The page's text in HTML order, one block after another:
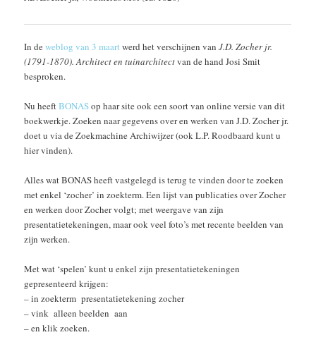
In deweblog van 3 maartwerd het verschijnen vanJ.D. Zocher jr.
(1791-1870). Architect en tuinarchitectvan de hand Josi Smit
besproken.
Nu heeftBONASop haar site ook een soort van online versie van dit
boekwerkje. Zoeken naar gegevens over en werken van J.D. Zocher jr.
doet u via de Zoekmachine Archiwijzer (ook L.P. Roodbaard kunt u
hier vinden).
Alles wat BONAS heeft vastgelegd is terug te vinden door te zoeken
met enkel ‘zocher’ in zoekterm. Een lijst van publicaties over Zocher
en werken door Zocher volgt; met weergave van zijn
presentatietekeningen, maar ook veel foto’s met recente beelden van
zijn werken.
Met wat ‘spelen’ kunt u enkel zijn presentatietekeningen
gepresenteerd krijgen:
– in zoekterm presentatietekening zocher
– vink alleen beelden aan
– en klik zoeken.